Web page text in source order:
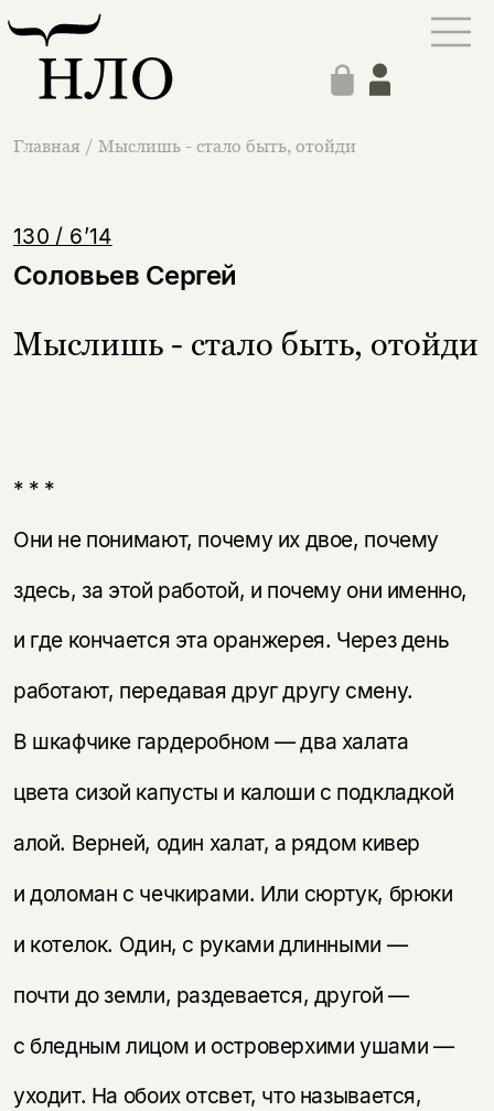
Главная / Мыслишь - стало быть, отойди
130 / 6’14
Соловьев Сергей
Мыслишь - стало быть, отойди
* * *
Они не понимают, почему их двое, почему
здесь, за этой работой, и почему они именно,
и где кончается эта оранжерея. Через день
работают, передавая друг другу смену.
В шкафчике гардеробном — два халата
цвета сизой капусты и калоши с подкладкой
алой. Верней, один халат, а рядом кивер
и доломан с чечкирами. Или сюртук, брюки
и котелок. Один, с руками длинными —
почти до земли, раздевается, другой —
с бледным лицом и островерхими ушами —
уходит. На обоих отсвет, что называется,